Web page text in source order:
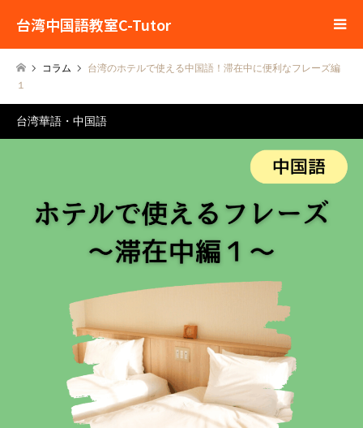
台湾中国語教室C-Tutor
コラム
台湾のホテルで使える中国語！滞在中に便利なフレーズ編
１
台湾華語・中国語